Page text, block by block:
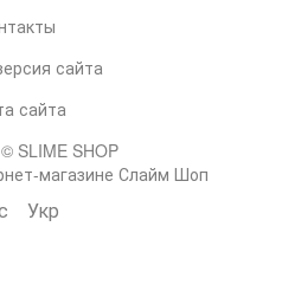
сайта
сайта
SLIME SHOP
магазине Слайм Шоп
Укр